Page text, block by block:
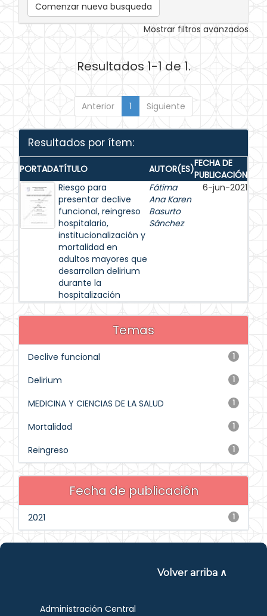
Comenzar nueva busqueda
Mostrar filtros avanzados
Resultados 1-1 de 1.
Anterior 1 Siguiente
Resultados por ítem:
PORTADATÍTULO AUTOR(ES)FECHA DE
PUBLICACIÓN
Riesgo para
presentar declive
funcional, reingreso
hospitalario,
institucionalización y
mortalidad en
adultos mayores que
desarrollan delirium
durante la
hospitalización
Fátima
Ana Karen
Basurto
Sánchez
6-jun-2021
Temas
1
Declive funcional
1
Delirium
1
MEDICINA Y CIENCIAS DE LA SALUD
1
Mortalidad
1
Reingreso
Fecha de publicación
1
2021
Volver arriba ∧
Administración Central